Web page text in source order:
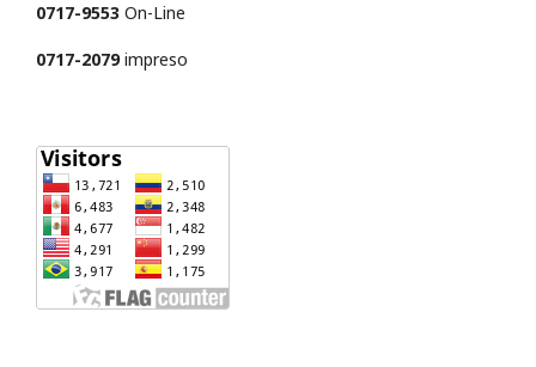
0717-9553 On-Line
0717-2079impreso